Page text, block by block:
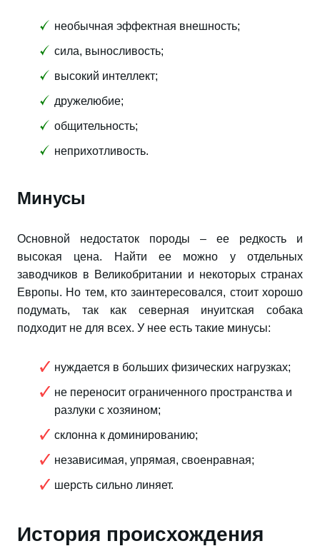
необычная эффектная внешность;
сила, выносливость;
высокий интеллект;
дружелюбие;
общительность;
неприхотливость.
Минусы
Основной недостаток породы – ее редкость и
высокая цена. Найти ее можно у отдельных
заводчиков в Великобритании и некоторых странах
Европы. Но тем, кто заинтересовался, стоит хорошо
подумать, так как северная инуитская собака
подходит не для всех. У нее есть такие минусы:
нуждается в больших физических нагрузках;
не переносит ограниченного пространства и
разлуки с хозяином;
склонна к доминированию;
независимая, упрямая, своенравная;
шерсть сильно линяет.
История происхождения